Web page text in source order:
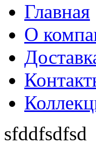
Главная
О
sfddfsdfsd